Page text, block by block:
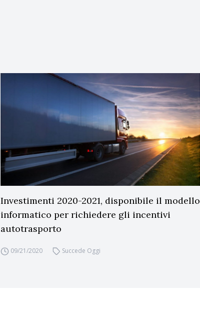
Investimenti 2020-2021, disponibile il modello
informatico per richiedere gli incentivi
autotrasporto
09/21/2020 Succede Oggi